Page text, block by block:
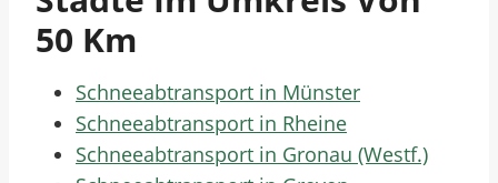
50 Km
Schneeabtransport in Münster
Schneeabtransport in Rheine
Schneeabtransport in Gronau (Westf.)